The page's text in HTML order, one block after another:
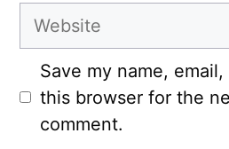
Website
Save my name,
this browser for the
comment.